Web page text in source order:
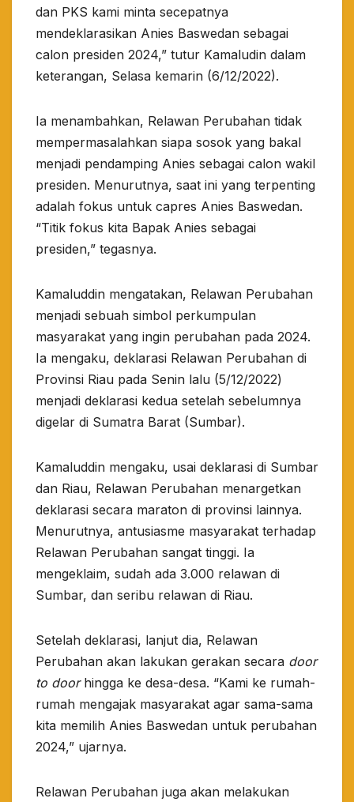
dan PKS kami minta secepatnya
mendeklarasikan Anies Baswedan sebagai
calon presiden 2024,” tutur Kamaludin dalam
keterangan, Selasa kemarin (6/12/2022).
Ia menambahkan, Relawan Perubahan tidak
mempermasalahkan siapa sosok yang bakal
menjadi pendamping Anies sebagai calon wakil
presiden. Menurutnya, saat ini yang terpenting
adalah fokus untuk capres Anies Baswedan.
“Titik fokus kita Bapak Anies sebagai
presiden,” tegasnya.
Kamaluddin mengatakan, Relawan Perubahan
menjadi sebuah simbol perkumpulan
masyarakat yang ingin perubahan pada 2024.
Ia mengaku, deklarasi Relawan Perubahan di
Provinsi Riau pada Senin lalu (5/12/2022)
menjadi deklarasi kedua setelah sebelumnya
digelar di Sumatra Barat (Sumbar).
Kamaluddin mengaku, usai deklarasi di Sumbar
dan Riau, Relawan Perubahan menargetkan
deklarasi secara maraton di provinsi lainnya.
Menurutnya, antusiasme masyarakat terhadap
Relawan Perubahan sangat tinggi. Ia
mengeklaim, sudah ada 3.000 relawan di
Sumbar, dan seribu relawan di Riau.
Setelah deklarasi, lanjut dia, Relawan
Perubahan akan lakukan gerakan secara door
to doorhingga ke desa-desa. “Kami ke rumah-
rumah mengajak masyarakat agar sama-sama
kita memilih Anies Baswedan untuk perubahan
2024,” ujarnya.
Relawan Perubahan juga akan melakukan